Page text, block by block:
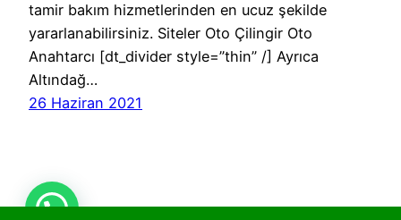
tamir bakım hizmetlerinden en ucuz şekilde
yararlanabilirsiniz. Siteler Oto Çilingir Oto
Anahtarcı [dt_divider style=”thin” /] Ayrıca
Altındağ…
26 Haziran 2021